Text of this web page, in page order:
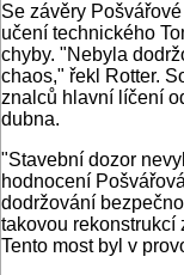
Se závěry
učení technického
chyby. "Nebyla
chaos," řekl Rotter.
znalců hlavní líčení
dubna.
"Stavební dozor
hodnocení
dodržování
takovou rekonstrukcí
Tento most byl v